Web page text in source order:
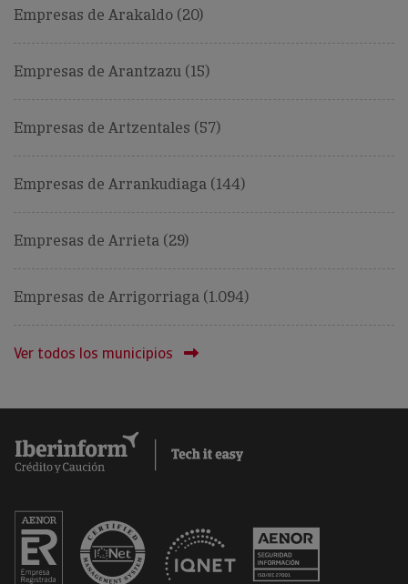
Empresas de Arakaldo (20)
Empresas de Arantzazu (15)
Empresas de Artzentales (57)
Empresas de Arrankudiaga (144)
Empresas de Arrieta (29)
Empresas de Arrigorriaga (1.094)
Ver todos los municipios